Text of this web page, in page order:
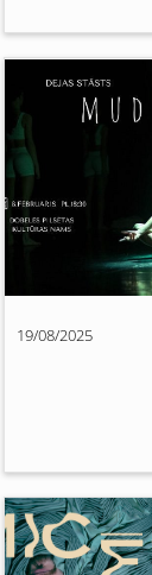
19/08/2025